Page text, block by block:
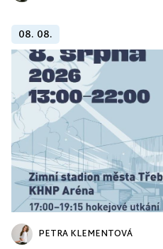
08. 08.
PETRA KLEMENTOVÁ